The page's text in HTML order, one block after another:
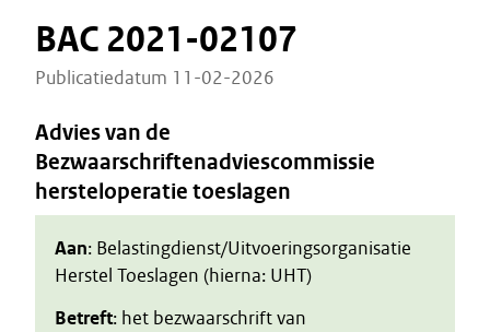
BAC 2021-02107
Publicatiedatum 11-02-2026
Advies van de
Bezwaarschriftenadviescommissie
hersteloperatie toeslagen
Aan: Belastingdienst/Uitvoeringsorganisatie
Herstel Toeslagen (hierna: UHT)
Betreft: het bezwaarschrift van